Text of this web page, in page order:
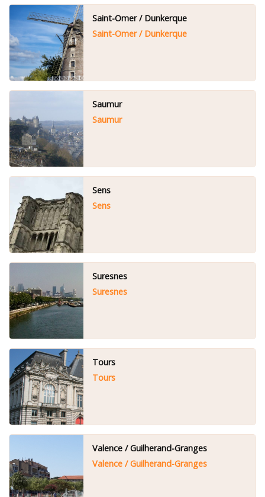
Saint-Omer / Dunkerque
Saint-Omer / Dunkerque
Saumur
Saumur
Sens
Sens
Suresnes
Suresnes
Tours
Tours
Valence / Guilherand-Granges
Valence / Guilherand-Granges